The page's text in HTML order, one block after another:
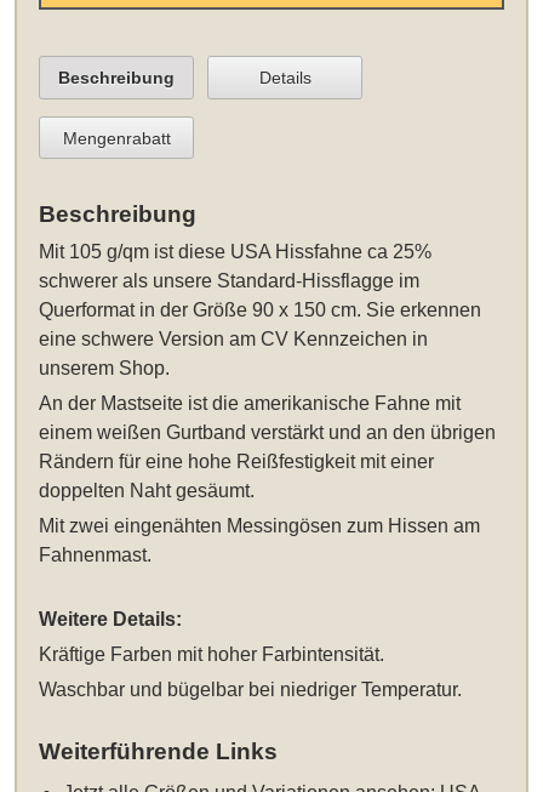
Beschreibung Details
Mengenrabatt
Beschreibung
Mit 105 g/qm ist diese USA Hissfahne ca 25%
schwerer als unsere Standard-Hissflagge im
Querformat in der Größe 90 x 150 cm. Sie erkennen
eine schwere Version am CV Kennzeichen in
unserem Shop.
An der Mastseite ist die amerikanische Fahne mit
einem weißen Gurtband verstärkt und an den übrigen
Rändern für eine hohe Reißfestigkeit mit einer
doppelten Naht gesäumt.
Mit zwei eingenähten Messingösen zum Hissen am
Fahnenmast.
Weitere Details:
Kräftige Farben mit hoher Farbintensität.
Waschbar und bügelbar bei niedriger Temperatur.
Weiterführende Links